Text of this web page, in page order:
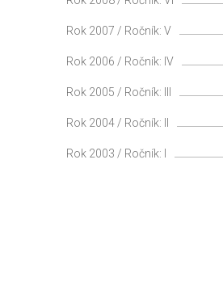
Rok 2007 / Ročník: V
Rok 2006 / Ročník: IV
Rok 2005 / Ročník: III
Rok 2004 / Ročník: II
Rok 2003 / Ročník: I